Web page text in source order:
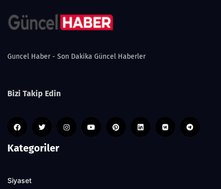
Guncel Haber - Son Dakika Güncel Haberler
Bizi Takip Edin
Kategoriler
Siyaset